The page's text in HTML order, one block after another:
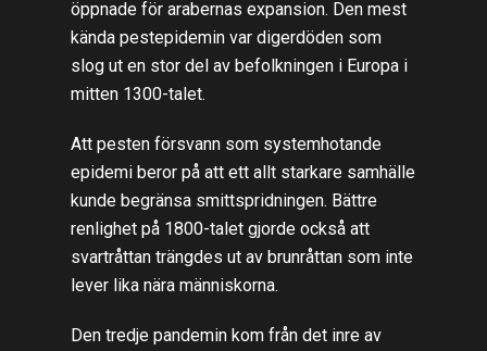
öppnade för arabernas expansion. Den mest
kända pestepidemin var digerdöden som
slog ut en stor del av befolkningen i Europa i
mitten 1300-talet.
Att pesten försvann som systemhotande
epidemi beror på att ett allt starkare samhälle
kunde begränsa smittspridningen. Bättre
renlighet på 1800-talet gjorde också att
svartråttan trängdes ut av brunråttan som inte
lever lika nära människorna.
Den tredje pandemin kom från det inre av